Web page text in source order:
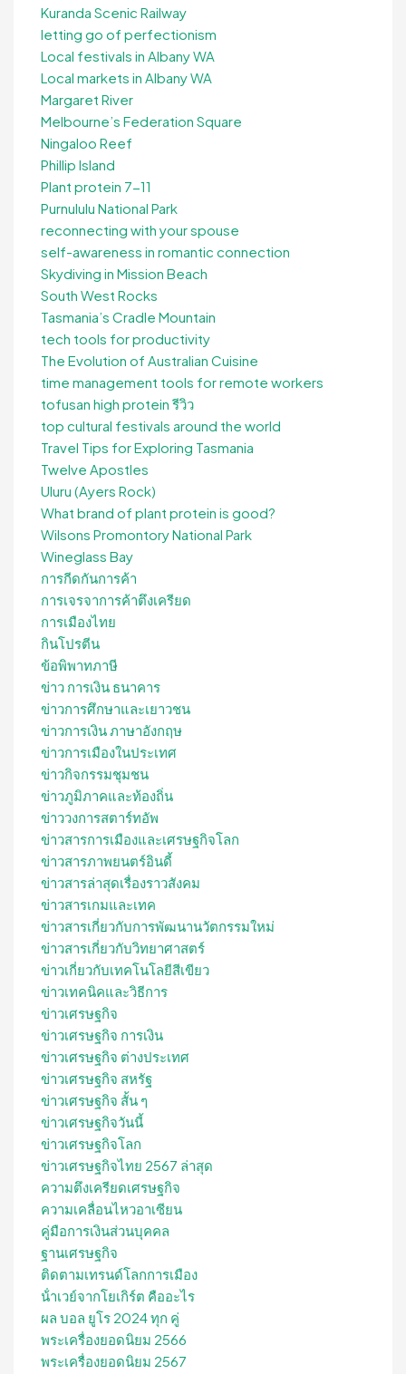
Kuranda Scenic Railway
letting go of perfectionism
Local festivals in Albany WA
Local markets in Albany WA
Margaret River
Melbourne’s Federation Square
Ningaloo Reef
Phillip Island
Plant protein 7-11
Purnululu National Park
reconnecting with your spouse
self-awareness in romantic connection
Skydiving in Mission Beach
South West Rocks
Tasmania’s Cradle Mountain
tech tools for productivity
The Evolution of Australian Cuisine
time management tools for remote workers
tofusan high protein รีวิว
top cultural festivals around the world
Travel Tips for Exploring Tasmania
Twelve Apostles
Uluru (Ayers Rock)
What brand of plant protein is good?
Wilsons Promontory National Park
Wineglass Bay
การกีดกันการค้า
การเจรจาการค้าตึงเครียด
การเมืองไทย
กินโปรตีน
ข้อพิพาทภาษี
ข่าว การเงิน ธนาคาร
ข่าวการศึกษาและเยาวชน
ข่าวการเงิน ภาษาอังกฤษ
ข่าวการเมืองในประเทศ
ข่าวกิจกรรมชุมชน
ข่าวภูมิภาคและท้องถิ่น
ข่าววงการสตาร์ทอัพ
ข่าวสารการเมืองและเศรษฐกิจโลก
ข่าวสารภาพยนตร์อินดี้
ข่าวสารล่าสุดเรื่องราวสังคม
ข่าวสารเกมและเทค
ข่าวสารเกี่ยวกับการพัฒนานวัตกรรมใหม่
ข่าวสารเกี่ยวกับวิทยาศาสตร์
ข่าวเกี่ยวกับเทคโนโลยีสีเขียว
ข่าวเทคนิคและวิธีการ
ข่าวเศรษฐกิจ
ข่าวเศรษฐกิจ การเงิน
ข่าวเศรษฐกิจ ต่างประเทศ
ข่าวเศรษฐกิจ สหรัฐ
ข่าวเศรษฐกิจ สั้น ๆ
ข่าวเศรษฐกิจวันนี้
ข่าวเศรษฐกิจโลก
ข่าวเศรษฐกิจไทย 2567 ล่าสุด
ความตึงเครียดเศรษฐกิจ
ความเคลื่อนไหวอาเซียน
คู่มือการเงินส่วนบุคคล
ฐานเศรษฐกิจ
ติดตามเทรนด์โลกการเมือง
น้ําเวย์จากโยเกิร์ต คืออะไร
ผล บอล ยูโร 2024 ทุก คู่
พระเครื่องยอดนิยม 2566
พระเครื่องยอดนิยม 2567